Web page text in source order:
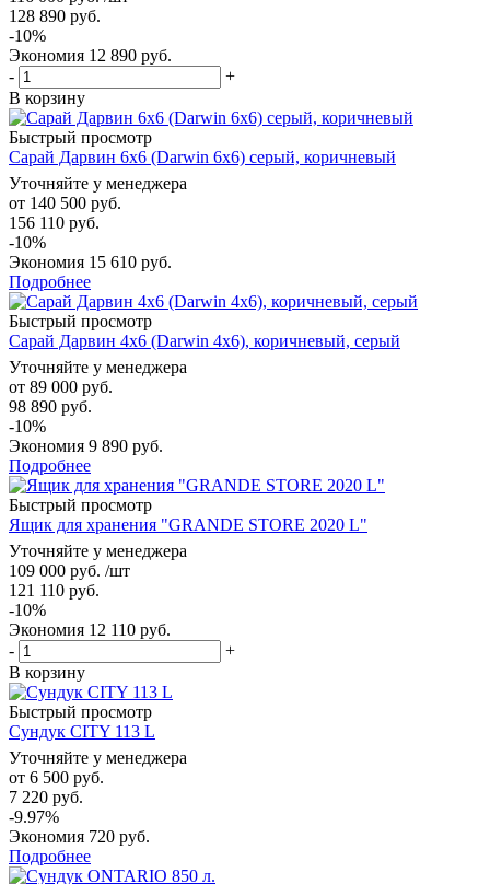
128 890 руб.
-10%
Экономия 12 890 руб.
-
+
В корзину
Быстрый просмотр
Сарай Дарвин 6х6 (Darwin 6x6) серый, коричневый
Уточняйте у менеджера
от 140 500 руб.
156 110 руб.
-10%
Экономия 15 610 руб.
Подробнее
Быстрый просмотр
Сарай Дарвин 4х6 (Darwin 4х6), коричневый, серый
Уточняйте у менеджера
от 89 000 руб.
98 890 руб.
-10%
Экономия 9 890 руб.
Подробнее
Быстрый просмотр
Ящик для хранения "GRANDE STORE 2020 L"
Уточняйте у менеджера
109 000 руб. /шт
121 110 руб.
-10%
Экономия 12 110 руб.
-
+
В корзину
Быстрый просмотр
Сундук CITY 113 L
Уточняйте у менеджера
от 6 500 руб.
7 220 руб.
-9.97%
Экономия 720 руб.
Подробнее